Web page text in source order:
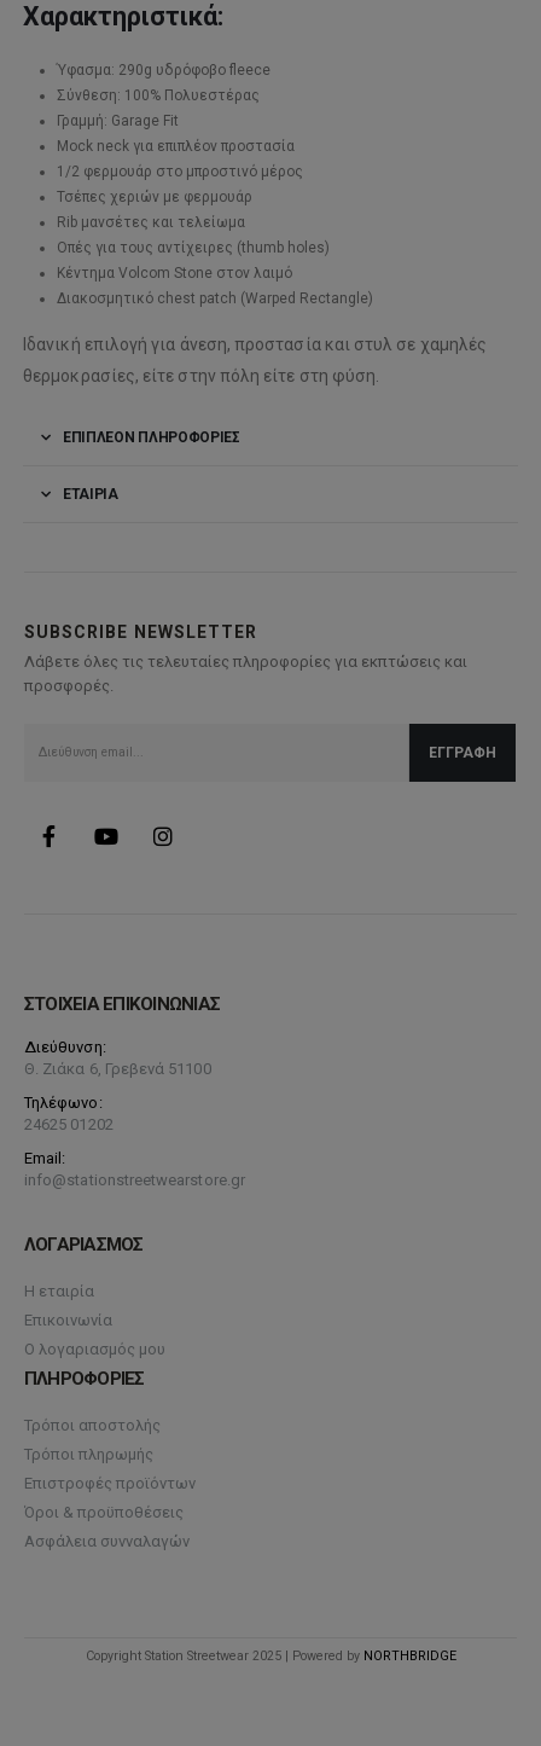
Χαρακτηριστικά:
Ύφασμα: 290g υδρόφοβο fleece
Σύνθεση: 100% Πολυεστέρας
Γραμμή: Garage Fit
Mock neck για επιπλέον προστασία
1/2 φερμουάρ στο μπροστινό μέρος
Τσέπες χεριών με φερμουάρ
Rib μανσέτες και τελείωμα
Οπές για τους αντίχειρες (thumb holes)
Κέντημα Volcom Stone στον λαιμό
Διακοσμητικό chest patch (Warped Rectangle)
Ιδανική επιλογή για άνεση, προστασία και στυλ σε χαμηλές
θερμοκρασίες, είτε στην πόλη είτε στη φύση.
ΕΠΙΠΛΈΟΝ ΠΛΗΡΟΦΟΡΊΕΣ
ΕΤΑΙΡΊΑ
SUBSCRIBE NEWSLETTER
Λάβετε όλες τις τελευταίες πληροφορίες για εκπτώσεις και
προσφορές.
ΣΤΟΙΧΕΙΑ ΕΠΙΚΟΙΝΩΝΙΑΣ
Διεύθυνση:
Θ. Ζιάκα 6, Γρεβενά 51100
Τηλέφωνο:
24625 01202
Email:
info@stationstreetwearstore.gr
ΛΟΓΑΡΙΑΣΜΟΣ
Η εταιρία
Επικοινωνία
Ο λογαριασμός μου
ΠΛΗΡΟΦΟΡΙΕΣ
Τρόποι αποστολής
Τρόποι πληρωμής
Επιστροφές προϊόντων
Όροι & προϋποθέσεις
Ασφάλεια συνναλαγών
Copyright Station Streetwear 2025 | Powered by NORTHBRIDGE